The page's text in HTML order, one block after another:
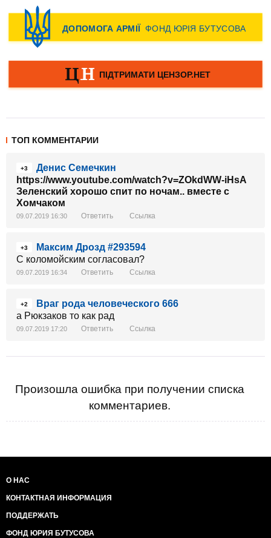
ТОП КОММЕНТАРИИ
+3
Денис Семечкин
https://www.youtube.com/watch?v=ZOkdWW-iHsA
Зеленский хорошо спит по ночам.. вместе с
Хомчаком
09.07.2019 16:30 Ответить Ссылка
+3
Максим Дрозд #293594
С коломойским согласовал?
09.07.2019 16:34 Ответить Ссылка
+2
Враг рода человеческого 666
а Рюкзаков то как рад
09.07.2019 17:20 Ответить Ссылка
Произошла ошибка при получении списка
комментариев.
О НАС
КОНТАКТНАЯ ИНФОРМАЦИЯ
ПОДДЕРЖАТЬ
ФОНД ЮРИЯ БУТУСОВА